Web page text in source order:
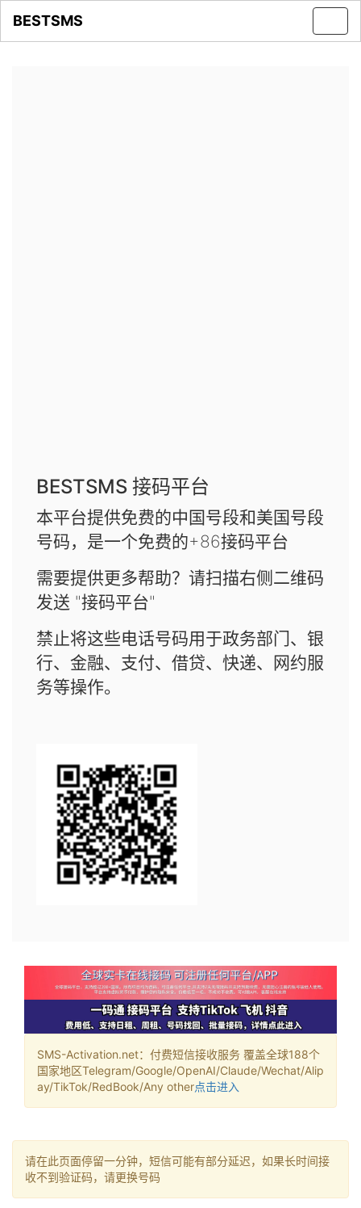
BESTSMS
BESTSMS 接码平台
本平台提供免费的中国号段和美国号段
号码，是一个免费的+86接码平台
需要提供更多帮助？请扫描右侧二维码
发送 "接码平台"
禁止将这些电话号码用于政务部门、银
行、金融、支付、借贷、快递、网约服
务等操作。
SMS-Activation.net：付费短信接收服务 覆盖全球188个
国家地区Telegram/Google/OpenAI/Claude/Wechat/Alip
ay/TikTok/RedBook/Any other点击进入
请在此页面停留一分钟，短信可能有部分延迟，如果长时间接
收不到验证码，请更换号码